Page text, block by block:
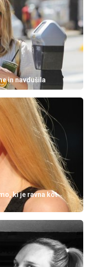
in navdušila
ki je ravna kot